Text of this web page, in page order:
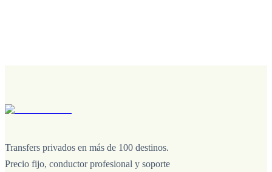
Transfers privados en más de 100 destinos.
Precio fijo, conductor profesional y soporte